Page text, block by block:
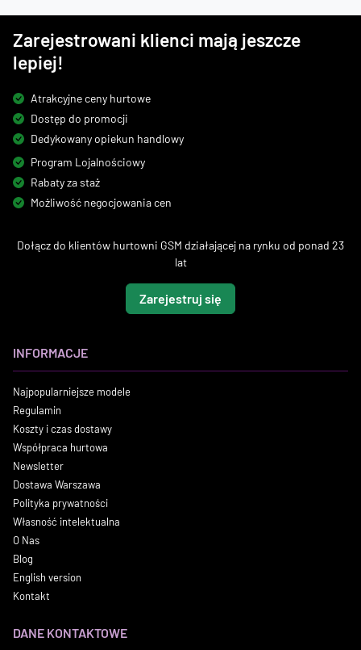
Zarejestrowani klienci mają jeszcze
lepiej!
Atrakcyjne ceny hurtowe
Dostęp do promocji
Dedykowany opiekun handlowy
Program Lojalnościowy
Rabaty za staż
Możliwość negocjowania cen
Dołącz do klientów hurtowni GSM działającej na rynku od ponad 23
lat
Zarejestruj się
INFORMACJE
Najpopularniejsze modele
Regulamin
Koszty i czas dostawy
Współpraca hurtowa
Newsletter
Dostawa Warszawa
Polityka prywatności
Własność intelektualna
O Nas
Blog
English version
Kontakt
DANE KONTAKTOWE